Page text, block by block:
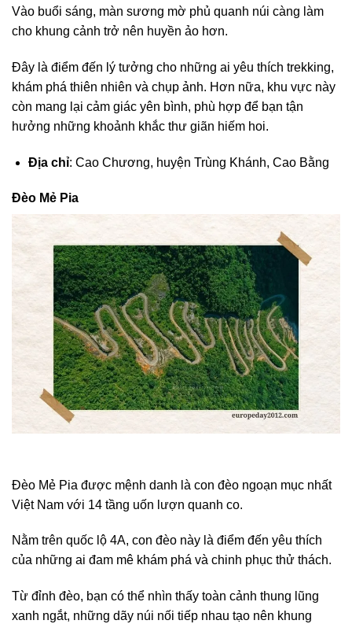
Vào buổi sáng, màn sương mờ phủ quanh núi càng làm
cho khung cảnh trở nên huyền ảo hơn.
Đây là điểm đến lý tưởng cho những ai yêu thích trekking,
khám phá thiên nhiên và chụp ảnh. Hơn nữa, khu vực này
còn mang lại cảm giác yên bình, phù hợp để bạn tận
hưởng những khoảnh khắc thư giãn hiếm hoi.
Địa chỉ: Cao Chương, huyện Trùng Khánh, Cao Bằng
Đèo Mẻ Pia
Đèo Mẻ Pia được mệnh danh là con đèo ngoạn mục nhất
Việt Nam với 14 tầng uốn lượn quanh co.
Nằm trên quốc lộ 4A, con đèo này là điểm đến yêu thích
của những ai đam mê khám phá và chinh phục thử thách.
Từ đỉnh đèo, bạn có thể nhìn thấy toàn cảnh thung lũng
xanh ngắt, những dãy núi nối tiếp nhau tạo nên khung